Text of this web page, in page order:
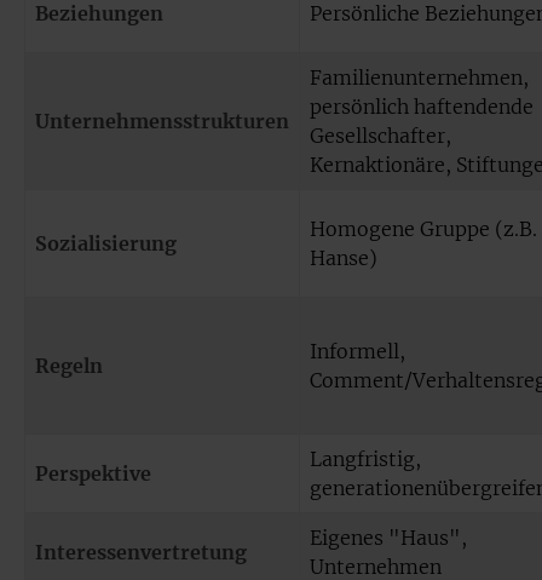
Beziehungen Persönliche
Unternehmensstrukturen
Familienunternehmen,
persönlich haftendende
Gesellschafter,
Kernaktionäre,
Sozialisierung
Homogene Gruppe (z.B.
Hanse)
Regeln
Informell,
Comment/
Perspektive
Langfristig,
Interessenvertretung
Eigenes "Haus",
Unternehmen